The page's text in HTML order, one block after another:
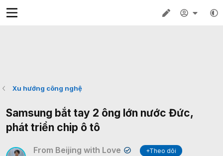
Xu hướng công nghệ
Samsung bắt tay 2 ông lớn nước Đức,
phát triển chip ô tô
From Beijing with Love ✔
+Theo dõi